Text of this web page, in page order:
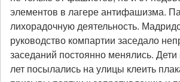
элементов в лагере антифашизма.
лихорадочную деятельность.
руководство компартии заседало
заседаний постоянно менялись.
лет посылались на улицы клеить